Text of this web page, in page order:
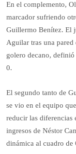
En el complemento,
marcador sufriendo
Guillermo Benítez. El
Aguilar tras una pared
golero decano,
0.
El segundo tanto de
se vio en el equipo
reducir las diferencias
ingresos de Néstor
dinámica al cuadro de